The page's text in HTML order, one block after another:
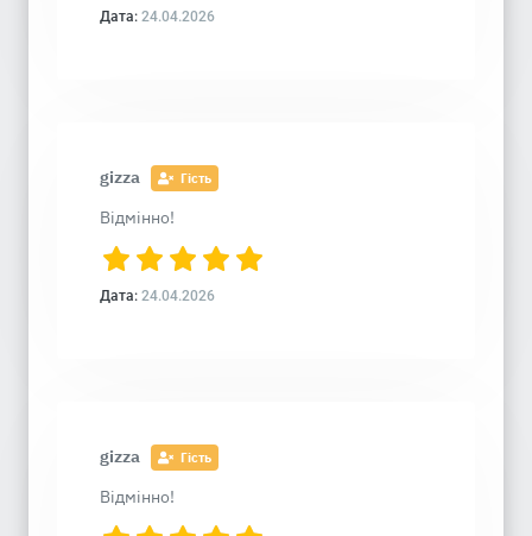
Дата: 24.04.2026
gizza Гість
Відмінно!
Дата: 24.04.2026
gizza Гість
Відмінно!